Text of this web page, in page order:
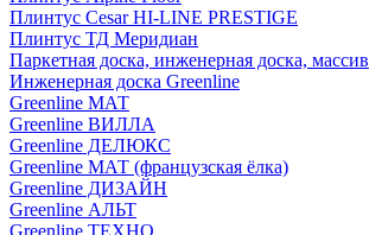
Плинтус Cesar HI-LINE PRESTIGE
Плинтус ТД Меридиан
Паркетная доска, инженерная доска, массив
Инженерная доска Greenline
Greenline МАТ
Greenline ВИЛЛА
Greenline ДЕЛЮКС
Greenline МАТ (французская ёлка)
Greenline ДИЗАЙН
Greenline АЛЬТ
Greenline ТЕХНО